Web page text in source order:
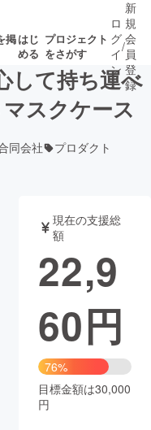
掲はじ
める
プロジェクト
をさがす
終了が近いプ
ェクト
されます
音楽
ゲーム・
書籍・雑誌
チャレンジ
ロ
グ
イ
ン
/
新
規
会
員
登
録
して持ち運べ
スクケース
同会社 プロダクト
現在の支援総
額
22,9
60円
76%
目標金額は30,000
円